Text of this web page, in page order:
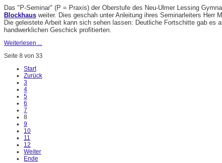
Das "P-Seminar" (P = Praxis) der Oberstufe des Neu-Ulmer Lessing
Blockhaus weiter. Dies geschah unter Anleitung ihres Seminarleiters Herr
Die geleistete Arbeit kann sich sehen lassen: Deutliche Fortschitte gab es
handwerklichen Geschick profitierten.
Weiterlesen ...
Seite 8 von 33
Start
Zurück
3
4
5
6
7
8
9
10
11
12
Weiter
Ende